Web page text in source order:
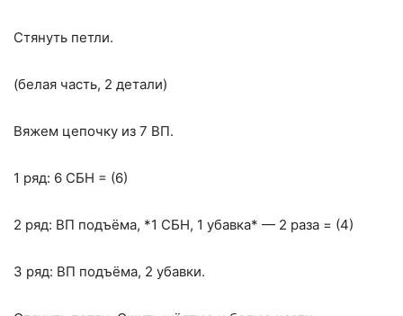
Стянуть петли.
(белая часть, 2 детали)
Вяжем цепочку из 7 ВП.
1 ряд: 6 СБН = (6)
2 ряд: ВП подъёма, *1 СБН, 1 убавка* — 2 раза = (4)
3 ряд: ВП подъёма, 2 убавки.